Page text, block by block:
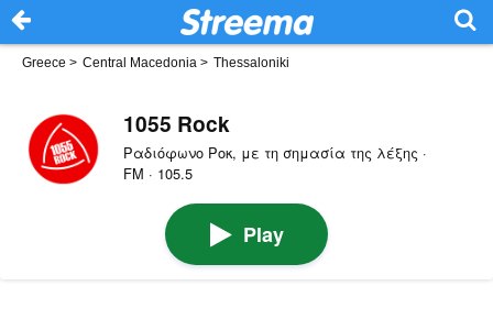
Greece > Central Macedonia > Thessaloniki
1055 Rock
Ραδιόφωνο Ροκ, με τη σημασία της λέξης ·
FM · 105.5
Play